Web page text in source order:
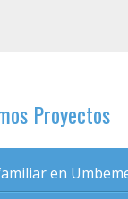
Proyectos
en